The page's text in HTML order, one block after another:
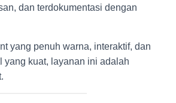
dan terdokumentasi dengan
yang penuh warna, interaktif, dan
yang kuat, layanan ini adalah